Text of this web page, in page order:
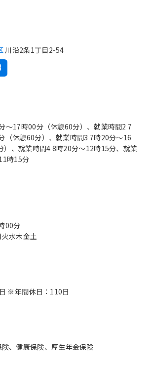
川沿2条1丁目2-54
〜17時00分（休憩60分）、就業時間2 7
（休憩60分）、就業時間3 7時20分〜16
）、就業時間4 8時20分〜12時15分、就業
時15分
00分
※年間休日：110日
、健康保険、厚生年金保険